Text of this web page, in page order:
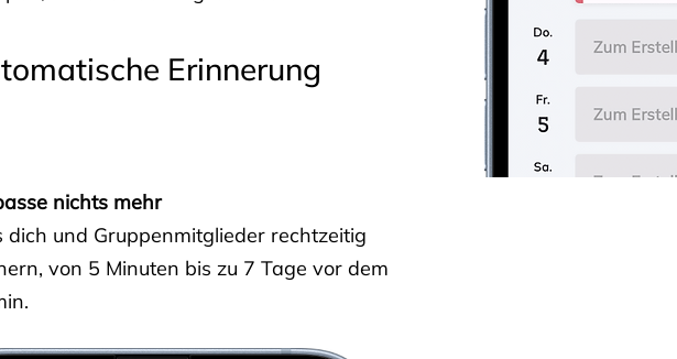
Erinnerung
nichts mehr
dich und Gruppenmitglieder rechtzeitig
von 5 Minuten bis zu 7 Tage vor dem